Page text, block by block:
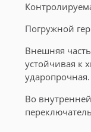
Погружной
Внешняя
устойчивая к
ударопрочная.
Во